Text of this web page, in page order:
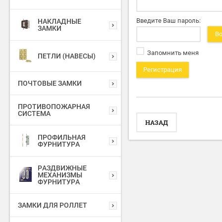
НАКЛАДНЫЕ
ЗАМКИ
ПЕТЛИ (НАВЕСЫ)
ПОЧТОВЫЕ ЗАМКИ
ПРОТИВОПОЖАРНАЯ
СИСТЕМА
ПРОФИЛЬНАЯ
ФУРНИТУРА
РАЗДВИЖНЫЕ
МЕХАНИЗМЫ
ФУРНИТУРА
ЗАМКИ ДЛЯ РОЛЛЕТ
Введите Ваш пароль:
Запомнить меня
Регистрация
НАЗАД